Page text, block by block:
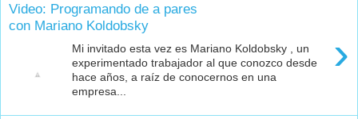
Video: Programando de a pares
con Mariano Koldobsky
›
Mi invitado esta vez es Mariano Koldobsky , un
experimentado trabajador al que conozco desde
hace años, a raíz de conocernos en una
empresa...